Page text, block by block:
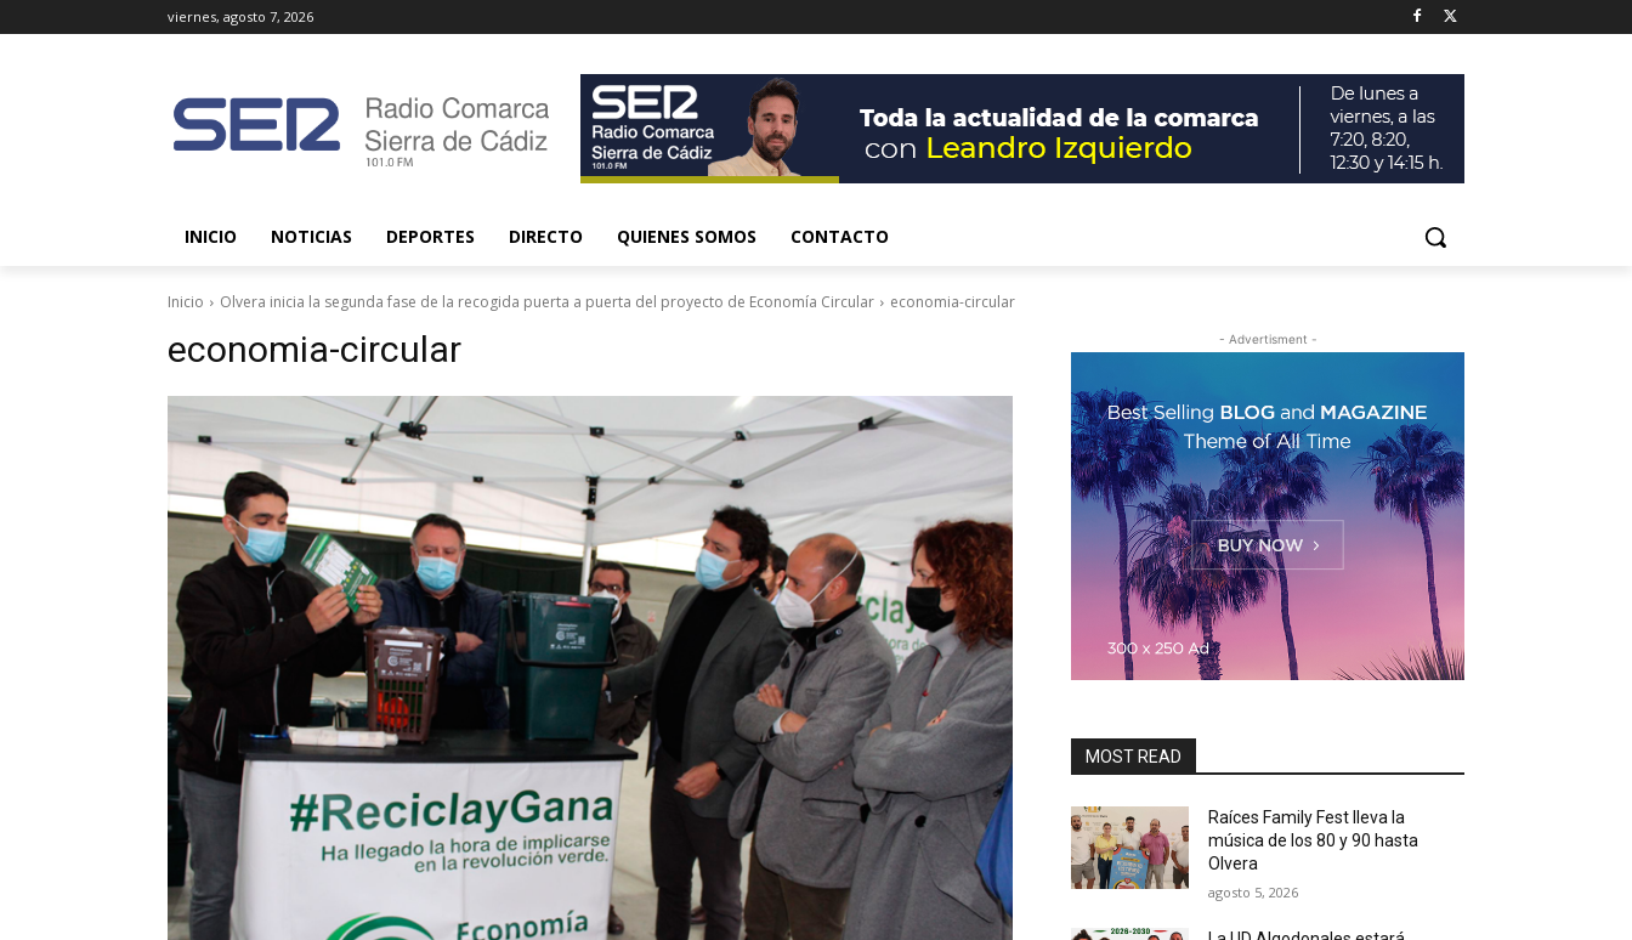
viernes, agosto 7, 2026
INICIO NOTICIAS DEPORTES DIRECTO QUIENES SOMOS CONTACTO
Inicio Olvera inicia la segunda fase de la recogida puerta a puerta del proyecto de Economía Circular economia-circular
economia-circular - Advertisment -
MOST READ
Raíces Family Fest lleva la
música de los 80 y 90 hasta
Olvera
agosto 5, 2026